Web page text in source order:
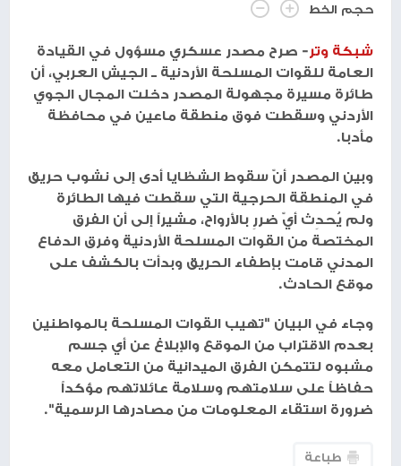
حجم الخط
شبكة وتر - صرح مصدر عسكري مسؤول في القيادة
العامة للقوات المسلحة الأردنية ــ الجيش العربي، أن
طائرة مسيرة مجهولة المصدر دخلت المجال الجوي
الأردني وسقطت فوق منطقة ماعين في محافظة
مأدبا.
وبين المصدر أنّ سقوط الشظايا أدى إلى نشوب حريق
في المنطقة الحرجية التي سقطت فيها الطائرة
ولم يُحدِث أيّ ضررِ بالأرواح، مشيراً إلى أن الفرق
المختصة من القوات المسلحة الأردنية وفرق الدفاع
المدني قامت بإطفاء الحريق وبدأت بالكشف على
موقع الحادث.
وجاء في البيان "تهيب القوات المسلحة بالمواطنين
بعدم الاقتراب من الموقع والإبلاغ عن أي جسم
مشبوه لتتمكن الفرق الميدانية من التعامل معه
حفاظاً على سلامتهم وسلامة عائلاتهم مؤكداً
ضرورة استقاء المعلومات من مصادرها الرسمية".
طباعة